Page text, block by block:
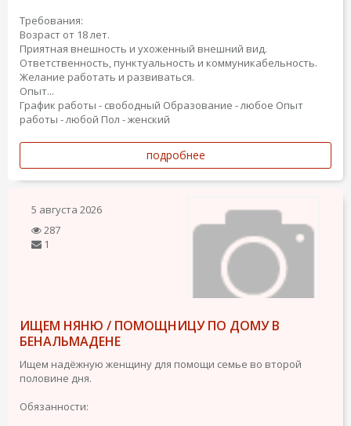
Требования:
Возраст от 18 лет.
Приятная внешность и ухоженный внешний вид.
Ответственность, пунктуальность и коммуникабельность.
Желание работать и развиваться.
Опыт...
График работы - свободный Образование - любое Опыт
работы - любой Пол - женский
подробнее
5 августа 2026
287
1
ИЩЕМ НЯНЮ / ПОМОЩНИЦУ ПО ДОМУ В
БЕНАЛЬМАДЕНЕ
Ищем надёжную женщину для помощи семье во второй
половине дня.
Обязанности: